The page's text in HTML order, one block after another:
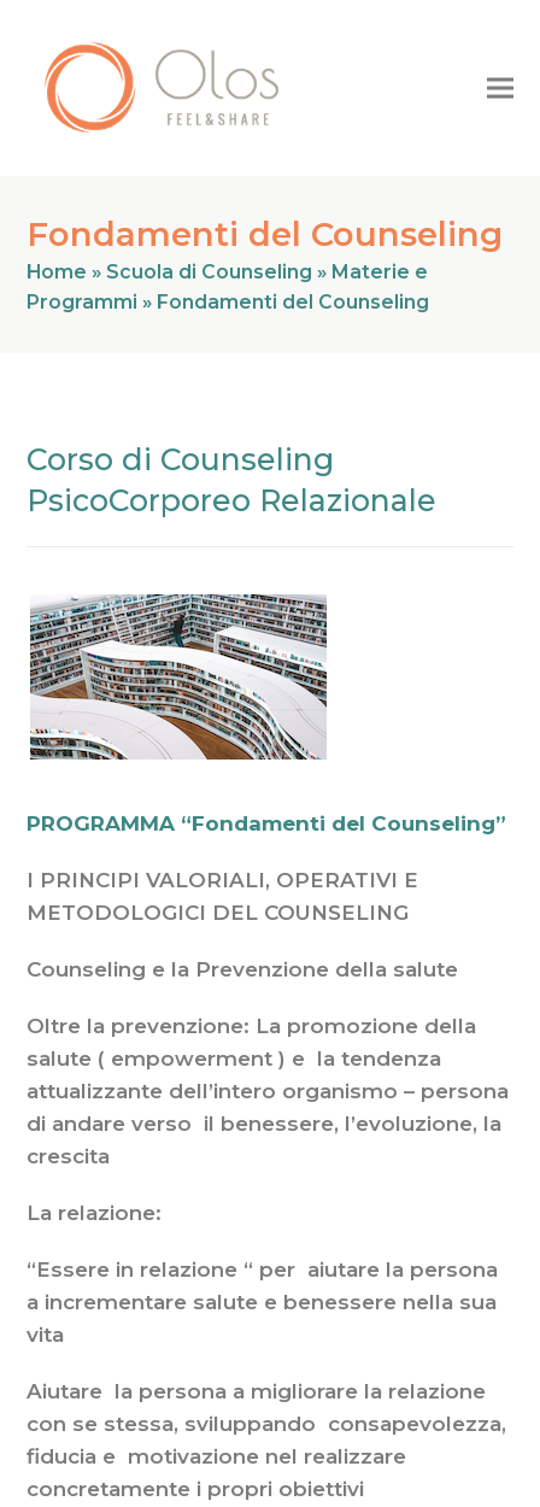
Fondamenti del Counseling
Home » Scuola di Counseling » Materie e
Programmi » Fondamenti del Counseling
Corso di Counseling
PsicoCorporeo Relazionale
PROGRAMMA “Fondamenti del Counseling”
I PRINCIPI VALORIALI, OPERATIVI E
METODOLOGICI DEL COUNSELING
Counseling e la Prevenzione della salute
Oltre la prevenzione: La promozione della
salute ( empowerment ) e la tendenza
attualizzante dell’intero organismo – persona
di andare verso il benessere, l’evoluzione, la
crescita
La relazione:
“Essere in relazione “ per aiutare la persona
a incrementare salute e benessere nella sua
vita
Aiutare la persona a migliorare la relazione
con se stessa, sviluppando consapevolezza,
fiducia e motivazione nel realizzare
concretamente i propri obiettivi